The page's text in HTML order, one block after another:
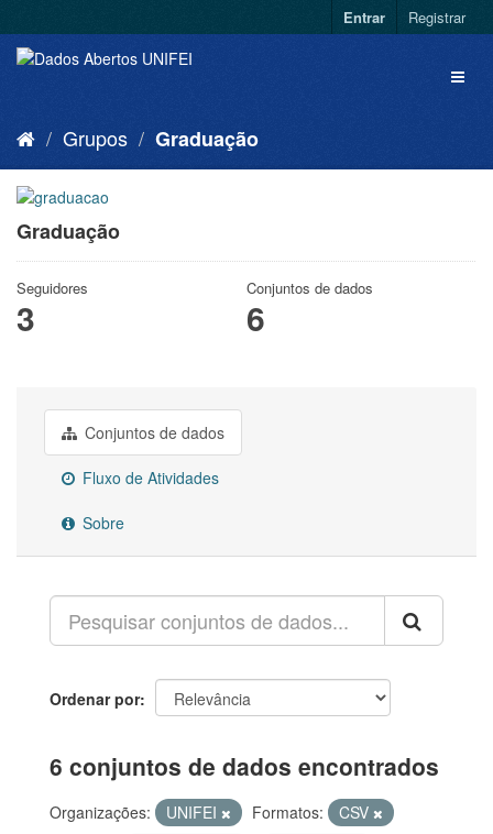
Entrar Registrar
Grupos Graduação
Graduação
Seguidores
3
Conjuntos de dados
6
Conjuntos de dados
Fluxo de Atividades
Sobre
Ordenar por
6 conjuntos de dados encontrados
Organizações: UNIFEI Formatos:
CSV